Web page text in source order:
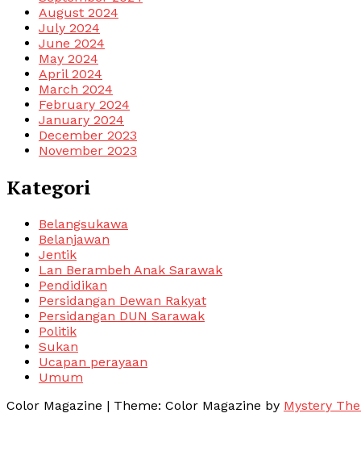
August 2024
July 2024
June 2024
May 2024
April 2024
March 2024
February 2024
January 2024
December 2023
November 2023
Kategori
Belangsukawa
Belanjawan
Jentik
Lan Berambeh Anak Sarawak
Pendidikan
Persidangan Dewan Rakyat
Persidangan DUN Sarawak
Politik
Sukan
Ucapan perayaan
Umum
Color Magazine | Theme: Color Magazine by Mystery